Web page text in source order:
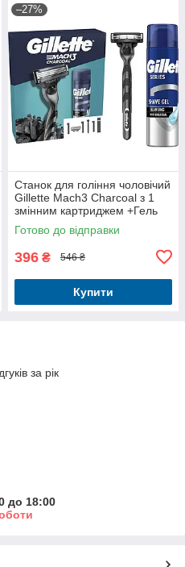
–27%
Станок для гоління чоловічий
Gillette Mach3 Charcoal з 1
змінним картриджем +Гель
для гоління Gillette
Очищаючий з вугіллям 200
Готово до відправки
396 ₴ 546 ₴
Купити
за рік
до 18:00